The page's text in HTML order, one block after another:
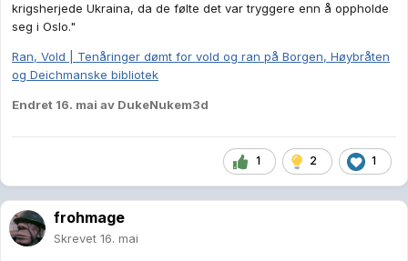
krigsherjede Ukraina, da de følte det var tryggere enn å oppholde
seg i Oslo."
Ran, Vold | Tenåringer dømt for vold og ran på Borgen, Høybråten
og Deichmanske bibliotek
Endret 16. mai av DukeNukem3d
1 2 1
frohmage
Skrevet 16. mai